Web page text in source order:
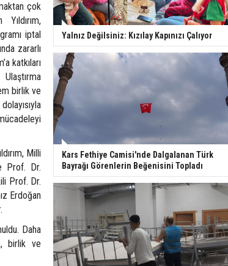
çok
iptal
zararlı
katkıları
birlik ve
Milli
Prof. Dr.
Prof. Dr.
Erdoğan
Daha
birlik ve
Yalnız Değilsiniz: Kızılay Kapınızı Çalıyor
Kars Fethiye Camisi'nde Dalgalanan Türk
Bayrağı Görenlerin Beğenisini Topladı